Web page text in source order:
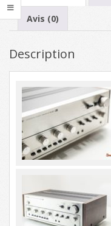
Avis (0)
Description